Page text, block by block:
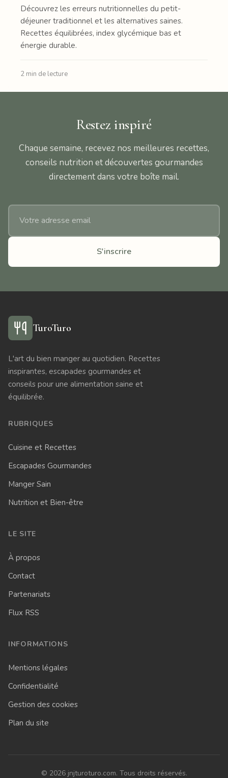
Découvrez les erreurs nutritionnelles du petit-
déjeuner traditionnel et les alternatives saines.
Recettes équilibrées, index glycémique bas et
énergie durable.
2 min de lecture
Restez inspiré
Chaque semaine, recevez nos meilleures recettes,
conseils nutrition et découvertes gourmandes
directement dans votre boîte mail.
Adresse email
S'inscrire
TuroTuro
L'art du bien manger au quotidien. Recettes
inspirantes, escapades gourmandes et
conseils pour une alimentation saine et
équilibrée.
RUBRIQUES
Cuisine et Recettes
Escapades Gourmandes
Manger Sain
Nutrition et Bien-être
LE SITE
À propos
Contact
Partenariats
Flux RSS
INFORMATIONS
Mentions légales
Confidentialité
Gestion des cookies
Plan du site
© 2026 jnjturoturo.com. Tous droits réservés.